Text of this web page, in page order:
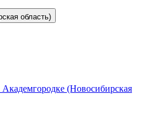
область)
(Новосибирская